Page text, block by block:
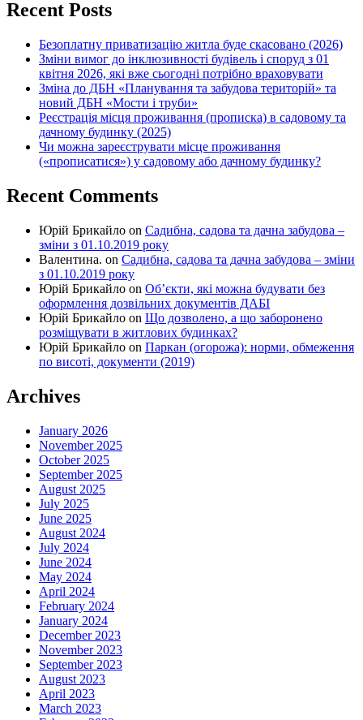
Recent Posts
Безоплатну приватизацію житла буде скасовано (2026)
Зміни вимог до інклюзивності будівель і споруд з 01
квітня 2026, які вже сьогодні потрібно враховувати
Зміна до ДБН «Планування та забудова територій» та
новий ДБН «Мости і труби»
Реєстрація місця проживання (прописка) в садовому та
дачному будинку (2025)
Чи можна зареєструвати місце проживання
(«прописатися») у садовому або дачному будинку?
Recent Comments
Юрій Брикайло on Садибна, садова та дачна забудова –
зміни з 01.10.2019 року
Валентина. on Садибна, садова та дачна забудова – зміни
з 01.10.2019 року
Юрій Брикайло on Об’єкти, які можна будувати без
оформлення дозвільних документів ДАБІ
Юрій Брикайло on Що дозволено, а що заборонено
розміщувати в житлових будинках?
Юрій Брикайло on Паркан (огорожа): норми, обмеження
по висоті, документи (2019)
Archives
January 2026
November 2025
October 2025
September 2025
August 2025
July 2025
June 2025
August 2024
July 2024
June 2024
May 2024
April 2024
February 2024
January 2024
December 2023
November 2023
September 2023
August 2023
April 2023
March 2023